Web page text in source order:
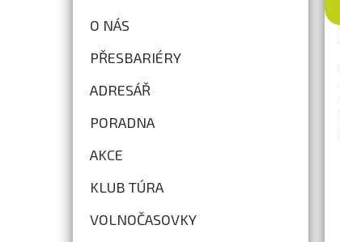
O NÁS
PŘESBARIÉRY
ADRESÁŘ
PORADNA
AKCE
KLUB TÚRA
VOLNOČASOVKY